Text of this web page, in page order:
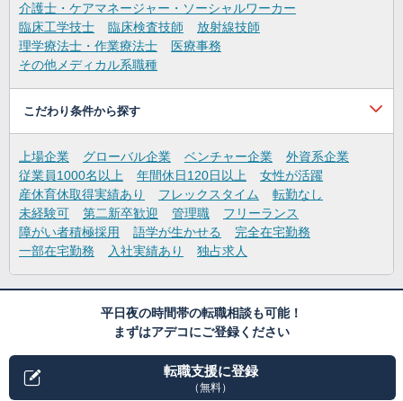
介護士・ケアマネージャー・ソーシャルワーカー
臨床工学技士
臨床検査技師
放射線技師
理学療法士・作業療法士
医療事務
その他メディカル系職種
こだわり条件から探す
上場企業 グローバル企業 ベンチャー企業
外資系企業
従業員1000名以上
年間休日120日以上
女性が活躍
産休育休取得実績あり
フレックスタイム
転勤なし
未経験可
第二新卒歓迎 管理職
フリーランス
障がい者積極採用
語学が生かせる
完全在宅勤務
一部在宅勤務
入社実績あり 独占求人
平日夜の時間帯の転職相談も可能！
まずはアデコにご登録ください
転職支援に登録
（無料）